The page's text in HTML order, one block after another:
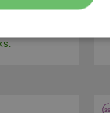
prac. dní